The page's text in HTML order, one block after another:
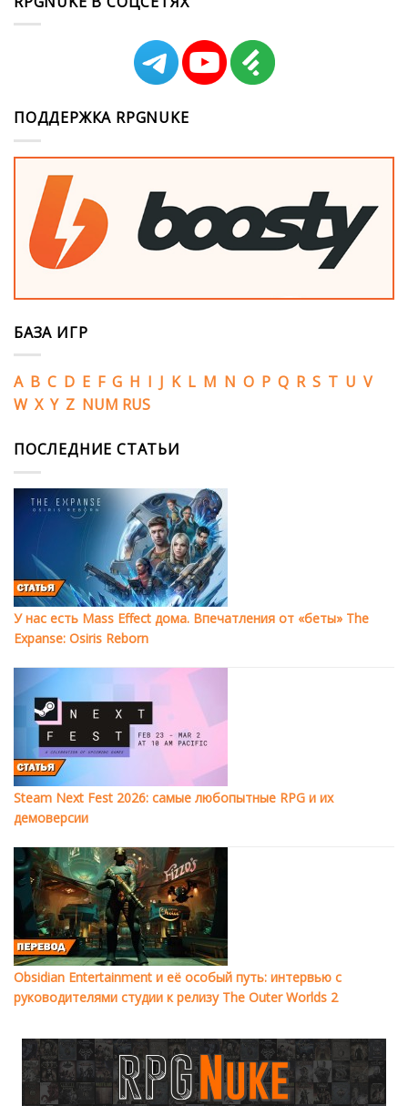
ПОДДЕРЖКА RPGNUKE
БАЗА ИГР
A B C D E F G H I J K L M N O P Q R S T U V
W X Y Z NUM RUS
ПОСЛЕДНИЕ СТАТЬИ
У нас есть Mass Effect дома. Впечатления от «беты» The
Expanse: Osiris Reborn
Steam Next Fest 2026: самые любопытные RPG и их
демоверсии
Obsidian Entertainment и её особый путь: интервью с
руководителями студии к релизу The Outer Worlds 2